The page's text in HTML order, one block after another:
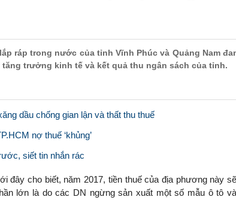
ráp trong nước của tỉnh Vĩnh Phúc và Quảng Nam
trưởng kinh tế và kết quả thu ngân sách của tỉnh.
dầu chống gian lận và thất thu thuế
nợ thuế ‘khủng’
siết tin nhắn rác
đây cho biết, năm 2017, tiền thuế của địa phương này sẽ
lớn là do các DN ngừng sản xuất một số mẫu ô tô và